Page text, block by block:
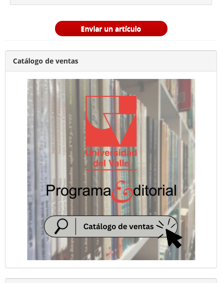
Enviar un artículo
Catálogo de ventas